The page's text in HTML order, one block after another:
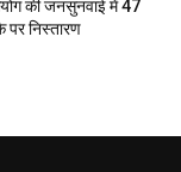
की जनसुनवाई में 47
पर निस्तारण